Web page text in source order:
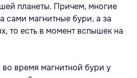
планеты. Причем, многие
сами магнитные бури, а за
то есть в момент вспышек на
во время магнитной бури у